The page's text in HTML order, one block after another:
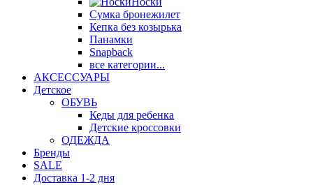
Сумка бронежилет
Кепка без козырька
Панамки
Snapback
все категории...
АКСЕССУАРЫ
Детское
ОБУВЬ
Кеды для ребенка
Детские кроссовки
ОДЕЖДА
Бренды
SALE
Доставка 1-2 дня